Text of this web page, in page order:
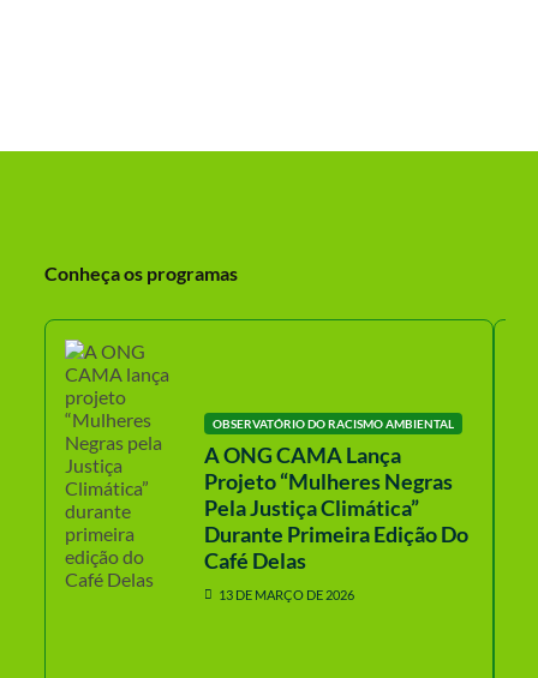
Conheça os programas
OBSERVATÓRIO DO RACISMO AMBIENTAL
A ONG CAMA Lança
Projeto “Mulheres Negras
Pela Justiça Climática”
Durante Primeira Edição Do
Café Delas
13 DE MARÇO DE 2026